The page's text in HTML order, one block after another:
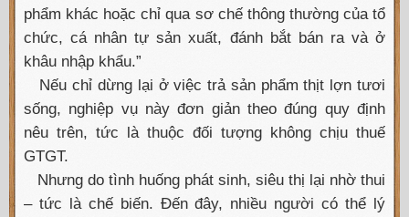
phẩm khác hoặc chỉ qua sơ chế thông thường của tổ
chức, cá nhân tự sản xuất, đánh bắt bán ra và ở
khâu nhập khẩu.”
Nếu chỉ dừng lại ở việc trả sản phẩm thịt lợn tươi
sống, nghiệp vụ này đơn giản theo đúng quy định
nêu trên, tức là thuộc đối tượng không chịu thuế
GTGT.
Nhưng do tình huống phát sinh, siêu thị lại nhờ thui
– tức là chế biến. Đến đây, nhiều người có thể lý